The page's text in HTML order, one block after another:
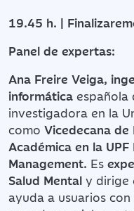
19.45 h. |
Panel de expertas:
Ana Freire Veiga,
informática española
investigadora en la
como Vicedecana
Académica en la
Management. Es
Salud Mental y dirige
ayuda a usuarios